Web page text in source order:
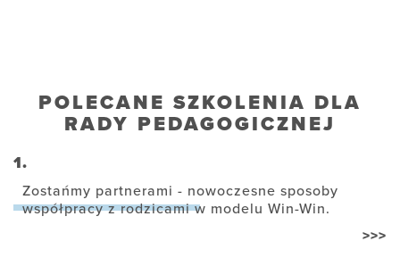
POLECANE SZKOLENIA DLA
RADY PEDAGOGICZNEJ
1.
Zostańmy partnerami - nowoczesne sposoby
współpracy z rodzicami w modelu Win-Win.
>>>